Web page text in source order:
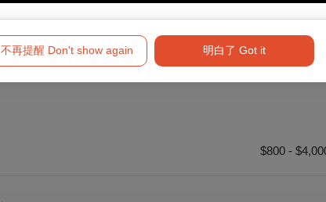
不再提醒 Don't show again 明白了 Got it
$800 -
$800 -